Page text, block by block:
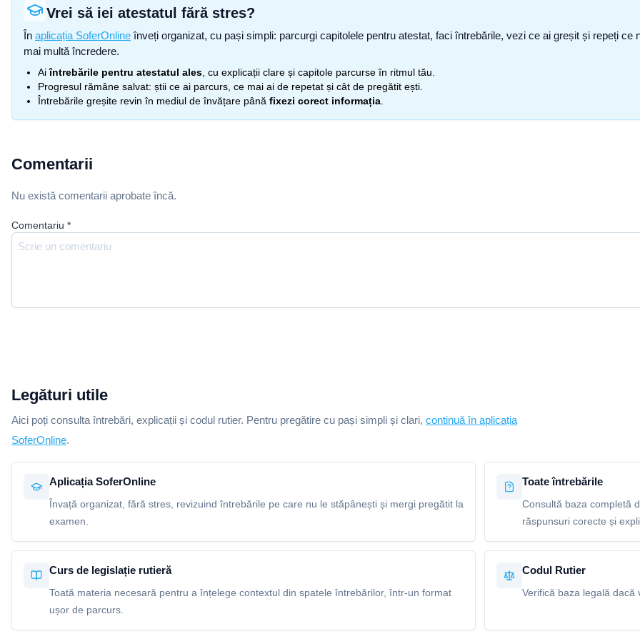
Vrei să iei atestatul fără stres?
În aplicația SoferOnline înveți organizat, cu pași simpli: parcurgi capitolele pentru atestat, faci întrebările, vezi ce ai greșit și repeți
mai multă încredere.
Aiîntrebările pentru atestatul ales , cu explicații clare și capitole parcurse în ritmul tău.
Progresul rămâne salvat: știi ce ai parcurs, ce mai ai de repetat și cât de pregătit ești.
Întrebările greșite revin în mediul de învățare până fixezi corect informația
Comentarii
Nu există comentarii aprobate încă.
Comentariu *
Legături utile
Aici poți consulta întrebări, explicații și codul rutier. Pentru pregătire cu pași simpli și clari, continuă în aplicația
SoferOnline.
Aplicația SoferOnline
Învață organizat, fără stres, revizuind întrebările pe care nu le stăpânești și mergi pregătit la
examen.
Toate întrebările
Consultă baza completă
răspunsuri corecte și
Curs de legislație rutieră
Toată materia necesară pentru a înțelege contextul din spatele întrebărilor, într-un format
ușor de parcurs.
Codul Rutier
Verifică baza legală dacă